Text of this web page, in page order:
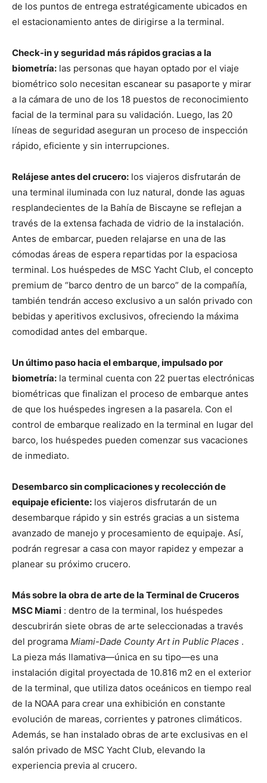
de los puntos de entrega estratégicamente ubicados en
el estacionamiento antes de dirigirse a la terminal.
Check-in y seguridad más rápidos gracias a la
biometría: las personas que hayan optado por el viaje
biométrico solo necesitan escanear su pasaporte y mirar
a la cámara de uno de los 18 puestos de reconocimiento
facial de la terminal para su validación. Luego, las 20
líneas de seguridad aseguran un proceso de inspección
rápido, eficiente y sin interrupciones.
Relájese antes del crucero: los viajeros disfrutarán de
una terminal iluminada con luz natural, donde las aguas
resplandecientes de la Bahía de Biscayne se reflejan a
través de la extensa fachada de vidrio de la instalación.
Antes de embarcar, pueden relajarse en una de las
cómodas áreas de espera repartidas por la espaciosa
terminal. Los huéspedes de MSC Yacht Club, el concepto
premium de “barco dentro de un barco” de la compañía,
también tendrán acceso exclusivo a un salón privado con
bebidas y aperitivos exclusivos, ofreciendo la máxima
comodidad antes del embarque.
Un último paso hacia el embarque, impulsado por
biometría: la terminal cuenta con 22 puertas electrónicas
biométricas que finalizan el proceso de embarque antes
de que los huéspedes ingresen a la pasarela. Con el
control de embarque realizado en la terminal en lugar del
barco, los huéspedes pueden comenzar sus vacaciones
de inmediato.
Desembarco sin complicaciones y recolección de
equipaje eficiente: los viajeros disfrutarán de un
desembarque rápido y sin estrés gracias a un sistema
avanzado de manejo y procesamiento de equipaje. Así,
podrán regresar a casa con mayor rapidez y empezar a
planear su próximo crucero.
Más sobre la obra de arte de la Terminal de Cruceros
MSC Miami : dentro de la terminal, los huéspedes
descubrirán siete obras de arte seleccionadas a través
del programa Miami-Dade County Art in Public Places .
La pieza más llamativa—única en su tipo—es una
instalación digital proyectada de 10.816 m2 en el exterior
de la terminal, que utiliza datos oceánicos en tiempo real
de la NOAA para crear una exhibición en constante
evolución de mareas, corrientes y patrones climáticos.
Además, se han instalado obras de arte exclusivas en el
salón privado de MSC Yacht Club, elevando la
experiencia previa al crucero.